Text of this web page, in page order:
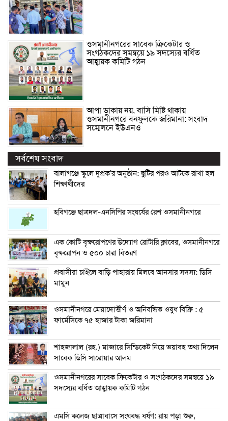
ওসমানীনগরের সাবেক ক্রিকেটার ও
সংগঠকদের সমন্বয়ে ১৯ সদস্যের বর্ধিত
আহ্বায়ক কমিটি গঠন
আপা ডাকায় নয়, বাসি মিষ্টি থাকায়
ওসমানীনগরে বনফুলকে জরিমানা: সংবাদ
সম্মেলনে ইউএনও
সর্বশেষ সংবাদ
বালাগঞ্জে স্কুলে দুপ্রক’র অনুষ্ঠান: ছুটির পরও আটকে রাখা হল
শিক্ষার্থীদের
হবিগঞ্জে ছাত্রদল-এনসিপির সংঘর্ষের রেশ ওসমানীনগরে
এক কোটি বৃক্ষরোপণের উদ্যোগ রোটারি ক্লাবের, ওসমানীনগরে
বৃক্ষরোপন ও ৫০০ চারা বিতরণ
প্রবাসীরা চাইলে বাড়ি পাহারায় মিলবে আনসার সদস্য: ডিসি
মামুন
ওসমানীনগরে মেয়াদোত্তীর্ণ ও অনিবন্ধিত ওষুধ বিক্রি : ৫
ফার্মেসিকে ৭৫ হাজার টাকা জরিমানা
শাহজালাল (রহ.) মাজারে সিন্ডিকেট নিয়ে ভয়াবহ তথ্য দিলেন
সাবেক ডিসি সারোয়ার আলম
ওসমানীনগরের সাবেক ক্রিকেটার ও সংগঠকদের সমন্বয়ে ১৯
সদস্যের বর্ধিত আহ্বায়ক কমিটি গঠন
এম‌সি কলেজ ছাত্রাবাসে সংঘবদ্ধ ধর্ষণ: রায় পড়া শুরু,